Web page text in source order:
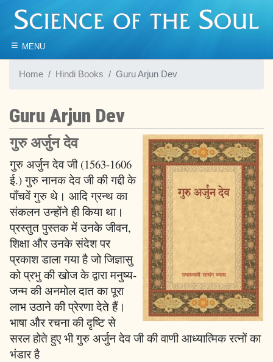
≡ MENU
Home Hindi Books Guru Arjun Dev
Guru Arjun Dev
गुरु अर्जुन देव
गुरु अर्जुन देव जी (1563-1606
ई.) गुरु नानक देव जी की गद्दी के
पाँचवें गुरु थे। आदि ग्रन्थ का
संकलन उन्होंने ही किया था।
प्रस्तुत पुस्तक में उनके जीवन,
शिक्षा और उनके संदेश पर
प्रकाश डाला गया है जो जिज्ञासु
को प्रभु की खोज के द्वारा मनुष्य-
जन्म की अनमोल दात का पूरा
लाभ उठाने की प्रेरणा देते हैं।
भाषा और रचना की दृष्टि से
सरल होते हुए भी गुरु अर्जुन देव जी की वाणी आध्यात्मिक रत्नों का
भंडार है